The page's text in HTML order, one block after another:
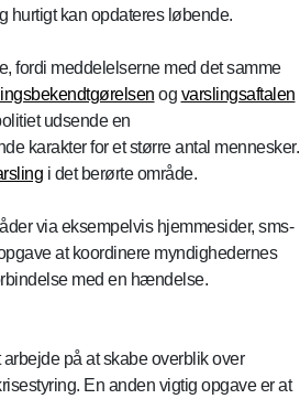
hurtigt kan opdateres løbende.
fordi meddelelserne med det samme
og varslingsaftalen
udsende en
karakter for et større antal mennesker.
i det berørte område.
via eksempelvis hjemmesider, sms-
at koordinere myndighedernes
med en hændelse.
på at skabe overblik over
En anden vigtig opgave er at